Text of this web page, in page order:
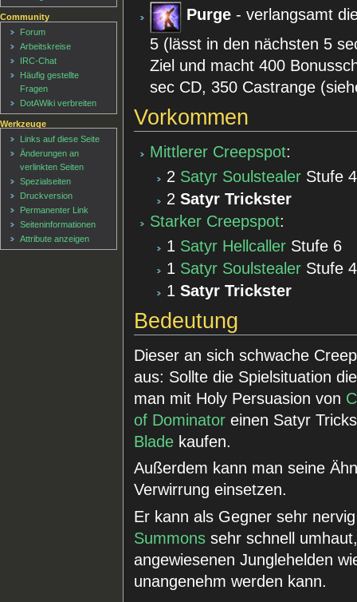
Purge - verlangsamt
5 (lässt in den nächsten 5
Ziel und macht 400
sec CD, 350 Castrange
Vorkommen
Mittlerer Creepspot:
2 Satyr SoulstealerStufe 4
2 Satyr Trickster
Starker Creepspot:
1 Satyr HellcallerStufe 6
1 Satyr SoulstealerStufe 4
1 Satyr Trickster
Bedeutung
Dieser an sich schwache
aus: Sollte die Spielsituation
man mit Holy Persuasion von
of Dominator einen Satyr
Blade kaufen.
Außerdem kann man seine
Verwirrung einsetzen.
Er kann als Gegner sehr
Summons sehr schnell
angewiesenen Junglehelden
unangenehm werden kann.
Community
Forum
Arbeitskreise
IRC-Chat
Häufig gestellte
Fragen
DotAWiki verbreiten
Werkzeuge
Links auf diese Seite
Änderungen an
verlinkten Seiten
Spezialseiten
Druckversion
Permanenter Link
Seiten­informationen
Attribute anzeigen